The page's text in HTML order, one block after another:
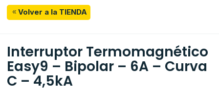
Volver a la TIENDA
Interruptor Termomagnético
Easy9 – Bipolar – 6A – Curva
C – 4,5kA